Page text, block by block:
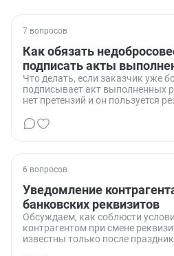
7 вопросов
Как обязать
подписать акты
Что делать, если заказчик уже
подписывает акт выполненных
нет претензий и он пользуется
6 вопросов
Уведомление
банковских реквизитов
Обсуждаем, как соблюсти
контрагентом при смене
известны только после